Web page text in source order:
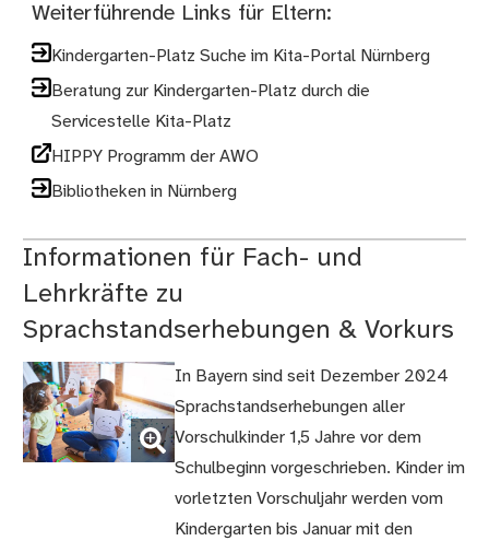
Weiterführende Links für Eltern:
Kindergarten-Platz Suche im Kita-Portal Nürnberg
Beratung zur Kindergarten-Platz durch die
Servicestelle Kita-Platz
HIPPY Programm der AWO
Bibliotheken in Nürnberg
Informationen für Fach- und
Lehrkräfte zu
Sprachstandserhebungen & Vorkurs
(Bild
vergrößern)
In Bayern sind seit Dezember 2024
Sprachstandserhebungen aller
Vorschulkinder 1,5 Jahre vor dem
Schulbeginn vorgeschrieben. Kinder im
vorletzten Vorschuljahr werden vom
Kindergarten bis Januar mit den